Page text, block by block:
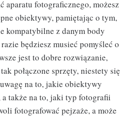
aparatu fotograficznego, możesz
obiektywy, pamiętając o tym,
kompatybilne z danym body
będziesz musieć pomyśleć o
jest to dobre rozwiązanie,
połączone sprzęty, niestety się
na to, jakie obiektywy
a także na to, jaki typ fotografii
fotografować pejzaże, a może